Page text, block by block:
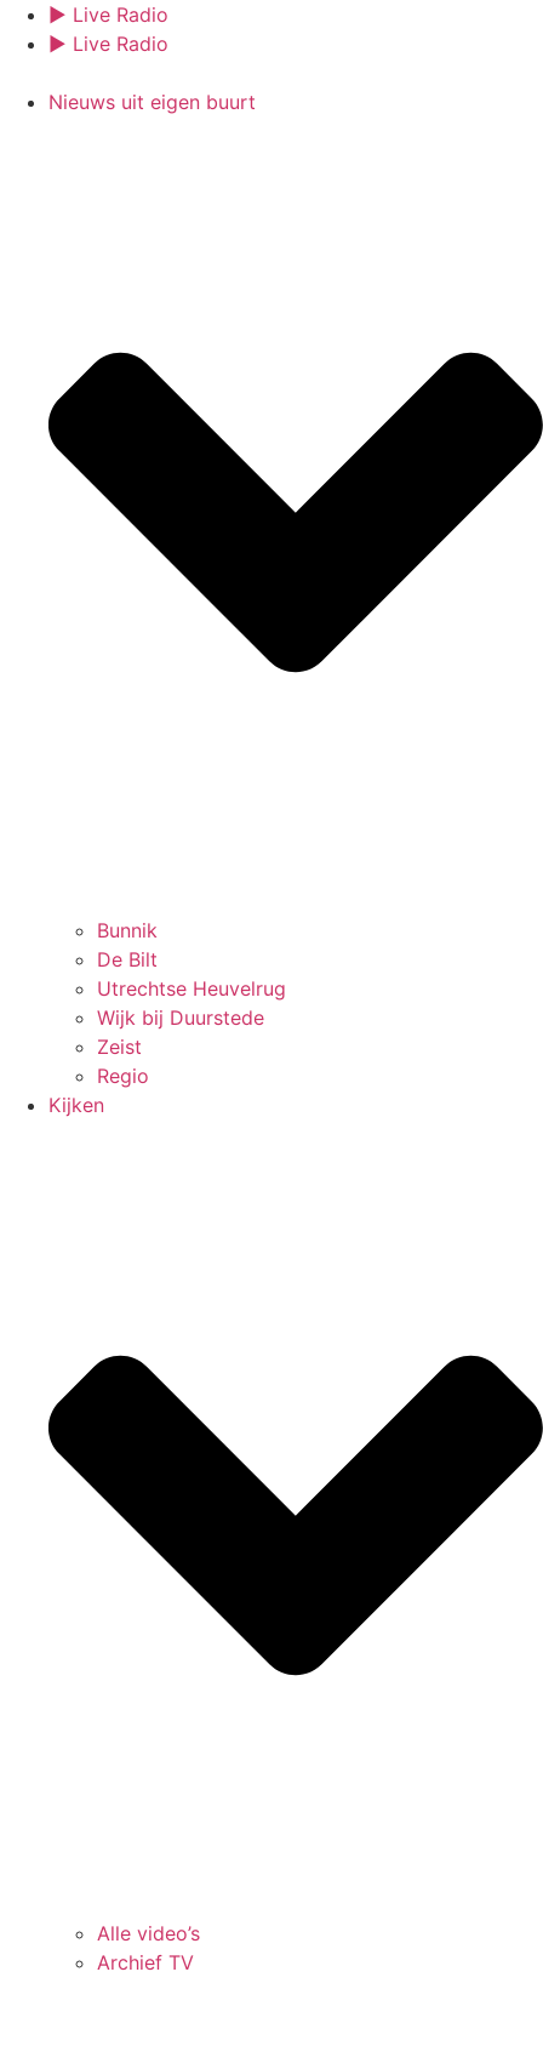
naar
inhoud
► Live Radio
► Live Radio
Nieuws uit eigen buurt
Bunnik
De Bilt
Utrechtse Heuvelrug
Wijk bij Duurstede
Zeist
Regio
Kijken
Alle video’s
Archief TV